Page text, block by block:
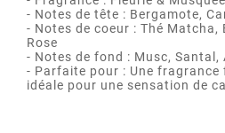
- Notes de tête : Bergamote,
- Notes de coeur : Thé Matcha,
Rose
- Notes de fond : Musc, Santal,
- Parfaite pour : Une fragrance
idéale pour une sensation de